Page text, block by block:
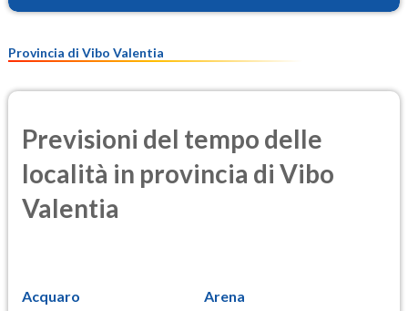
Provincia di Vibo Valentia
Previsioni del tempo delle
località in provincia di Vibo
Valentia
Acquaro Arena